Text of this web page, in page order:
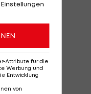
Attribute für die
Werbung und
Entwicklung
von